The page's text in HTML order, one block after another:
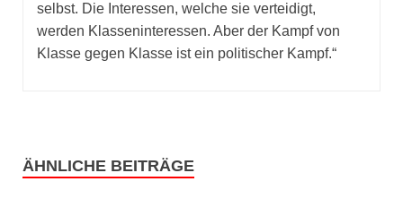
selbst. Die Interessen, welche sie verteidigt,
werden Klasseninteressen. Aber der Kampf von
Klasse gegen Klasse ist ein politischer Kampf.“
ÄHNLICHE BEITRÄGE